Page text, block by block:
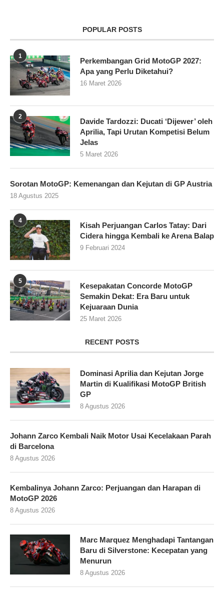
POPULAR POSTS
1
Perkembangan Grid MotoGP 2027:
Apa yang Perlu Diketahui?
16 Maret 2026
2
Davide Tardozzi: Ducati ‘Dijewer’ oleh
Aprilia, Tapi Urutan Kompetisi Belum
Jelas
5 Maret 2026
Sorotan MotoGP: Kemenangan dan Kejutan di GP Austria
18 Agustus 2025
4
Kisah Perjuangan Carlos Tatay: Dari
Cidera hingga Kembali ke Arena Balap
9 Februari 2024
5
Kesepakatan Concorde MotoGP
Semakin Dekat: Era Baru untuk
Kejuaraan Dunia
25 Maret 2026
RECENT POSTS
Dominasi Aprilia dan Kejutan Jorge
Martin di Kualifikasi MotoGP British
GP
8 Agustus 2026
Johann Zarco Kembali Naik Motor Usai Kecelakaan Parah
di Barcelona
8 Agustus 2026
Kembalinya Johann Zarco: Perjuangan dan Harapan di
MotoGP 2026
8 Agustus 2026
Marc Marquez Menghadapi Tantangan
Baru di Silverstone: Kecepatan yang
Menurun
8 Agustus 2026